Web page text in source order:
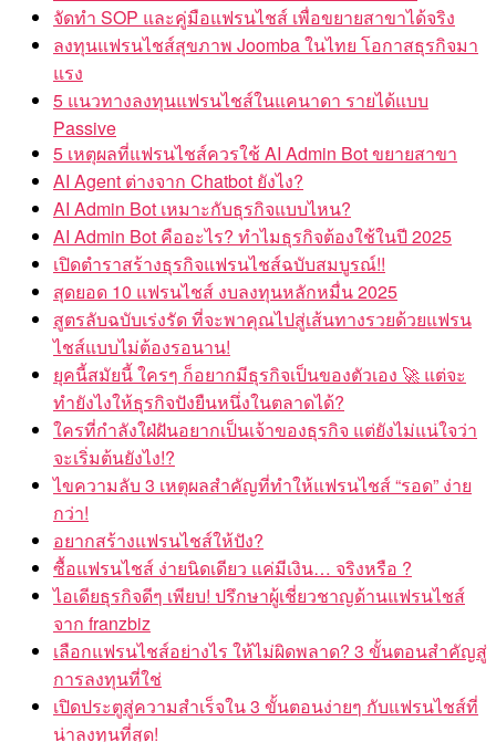
จัดทำ SOP และคู่มือแฟรนไชส์ เพื่อขยายสาขาได้จริง
ลงทุนแฟรนไชส์สุขภาพ Joomba ในไทย โอกาสธุรกิจมา
แรง
5 แนวทางลงทุนแฟรนไชส์ในแคนาดา รายได้แบบ
Passive
5 เหตุผลที่แฟรนไชส์ควรใช้ AI Admin Bot ขยายสาขา
AI Agent ต่างจาก Chatbot ยังไง?
AI Admin Bot เหมาะกับธุรกิจแบบไหน?
AI Admin Bot คืออะไร? ทำไมธุรกิจต้องใช้ในปี 2025
เปิดตำราสร้างธุรกิจแฟรนไชส์ฉบับสมบูรณ์!!
สุดยอด 10 แฟรนไชส์ งบลงทุนหลักหมื่น 2025
สูตรลับฉบับเร่งรัด ที่จะพาคุณไปสู่เส้นทางรวยด้วยแฟรน
ไชส์แบบไม่ต้องรอนาน!
ยุคนี้สมัยนี้ ใครๆ ก็อยากมีธุรกิจเป็นของตัวเอง 🚀 แต่จะ
ทำยังไงให้ธุรกิจปังยืนหนึ่งในตลาดได้?
ใครที่กำลังใฝ่ฝันอยากเป็นเจ้าของธุรกิจ แต่ยังไม่แน่ใจว่า
จะเริ่มต้นยังไง!?
ไขความลับ 3 เหตุผลสำคัญที่ทำให้แฟรนไชส์ “รอด” ง่าย
กว่า!
อยากสร้างแฟรนไชส์ให้ปัง?
ซื้อแฟรนไชส์ ง่ายนิดเดียว แค่มีเงิน… จริงหรือ ?
ไอเดียธุรกิจดีๆ เพียบ! ปรึกษาผู้เชี่ยวชาญด้านแฟรนไชส์
จาก franzbiz
เลือกแฟรนไชส์อย่างไร ให้ไม่ผิดพลาด? 3 ขั้นตอนสำคัญสู่
การลงทุนที่ใช่
เปิดประตูสู่ความสำเร็จใน 3 ขั้นตอนง่ายๆ กับแฟรนไชส์ที่
น่าลงทุนที่สุด!